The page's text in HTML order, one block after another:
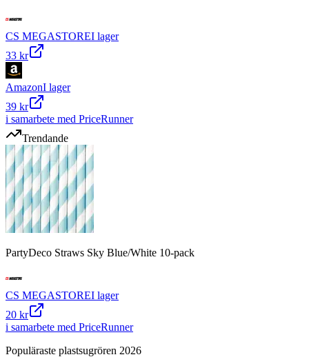
CS MEGASTOREI lager
33 kr
AmazonI lager
39 kr
i samarbete med PriceRunner
Trendande
PartyDeco Straws Sky Blue/White 10-pack
CS MEGASTOREI lager
20 kr
i samarbete med PriceRunner
Populäraste plastsugrören 2026